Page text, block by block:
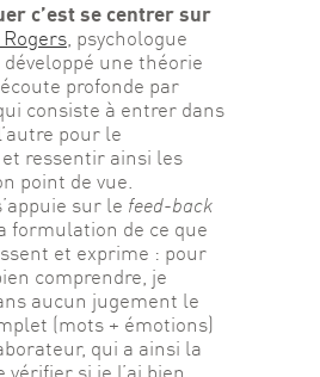
c’est se centrer sur
, psychologue
une théorie
profonde par
consiste à entrer dans
pour le
ressentir ainsi les
point de vue.
sur le feed-back
formulation de ce que
et exprime : pour
comprendre, je
aucun jugement le
(mots + émotions)
qui a ainsi la